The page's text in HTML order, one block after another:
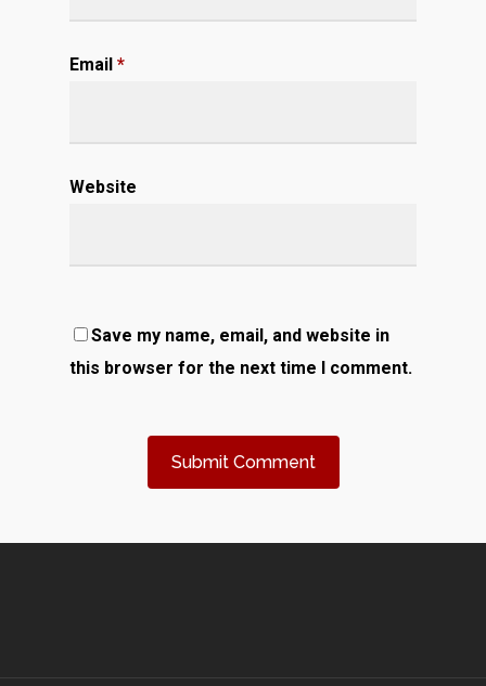
Email *
Website
Save my name, email, and website in
this browser for the next time I comment.